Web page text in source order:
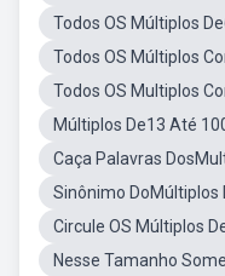
Todos OS Múltiplos
Todos OS Múltiplos
Todos OS Multiplos
Múltiplos De13 Até
Caça Palavras
Sinônimo DoMúltiplos
Circule OS Múltiplos
Nesse Tamanho